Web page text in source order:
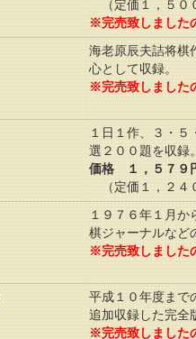
（定価１，５０
※完売致しました
海老原辰夫詰将棋
心として収録。
※完売致しました
１日１作、３・５
選２００題を収録。
価格 １，５７９
（定価１，２４
１９７６年１月
棋ジャーナルなど
※完売致しました
平成１０年度まで
追加収録した完全
※完売致しました